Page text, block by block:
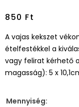
850 Ft
A vajas kekszet
ételfestékkel a
vagy felirat kérhető
magasság): 5 x
Mennyiség: